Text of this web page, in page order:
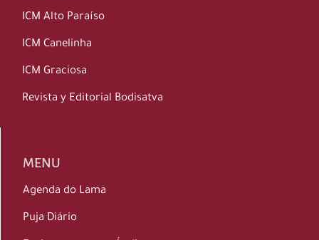
ICM Alto Paraíso
ICM Canelinha
ICM Graciosa
Revista y Editorial Bodisatva
MENU
Agenda do Lama
Puja Diário